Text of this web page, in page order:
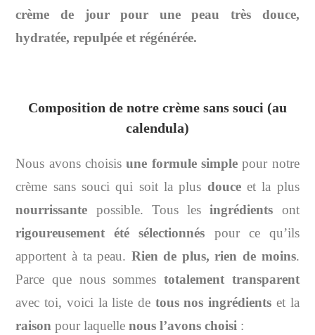
crème de jour pour une peau très douce,
hydratée, repulpée et régénérée.
Composition de notre crème sans souci (au
calendula)
Nous avons choisisune formule simplepour notre
crème sans souci qui soit la plus douceet la plus
nourrissante possible. Tous lesingrédients ont
rigoureusement été sélectionnés pour ce qu’ils
apportent à ta peau. Rien de plus, rien de moins.
Parce que nous sommes totalement transparent
avec toi, voici la liste de tous nos ingrédients et la
raison pour laquellenous l’avons choisi :